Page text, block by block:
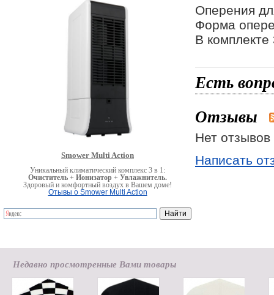
Smower Multi Action
Уникальный климатический комплекс 3 в 1:
Очиститель + Ионизатор + Увлажнитель.
Здоровый и комфортный воздух в Вашем доме!
Отывы о Smower Multi Action
Оперения
Форма
В комплекте
Есть
Отзывы
Нет отзывов
Написать
Недавно просмотренные Вами товары